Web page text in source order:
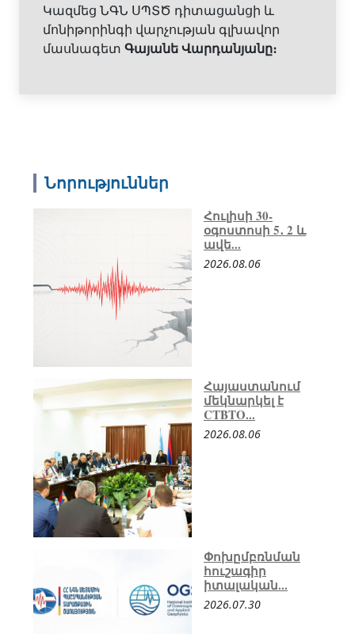
Կազմեց ՆԳՆ ՍՊՏԾ դիտացանցի և
մոնիթորինգի վարչության գլխավոր
մասնագետ Գայանե Վարդանյանը։
Նորություններ
Հուլիսի 30-
օգոստոսի 5․ 2 և
ավե...
2026.08.06
Հայաստանում
մեկնարկել է
CTBTO...
2026.08.06
Փոխըմբռնման
հուշագիր
իտալական...
2026.07.30